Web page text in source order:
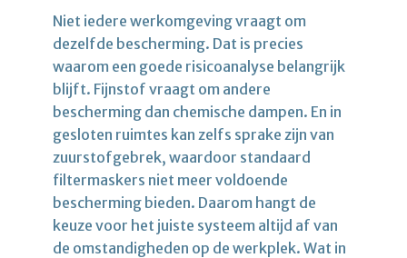
Niet iedere werkomgeving vraagt om
dezelfde bescherming. Dat is precies
waarom een goede risicoanalyse belangrijk
blijft. Fijnstof vraagt om andere
bescherming dan chemische dampen. En in
gesloten ruimtes kan zelfs sprake zijn van
zuurstofgebrek, waardoor standaard
filtermaskers niet meer voldoende
bescherming bieden. Daarom hangt de
keuze voor het juiste systeem altijd af van
de omstandigheden op de werkplek. Wat in